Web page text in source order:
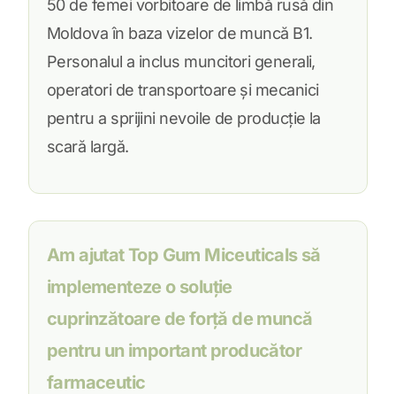
50 de femei vorbitoare de limbă rusă din
Moldova în baza vizelor de muncă B1.
Personalul a inclus muncitori generali,
operatori de transportoare și mecanici
pentru a sprijini nevoile de producție la
scară largă.
Am ajutat Top Gum Miceuticals să
implementeze o soluție
cuprinzătoare de forță de muncă
pentru un important producător
farmaceutic